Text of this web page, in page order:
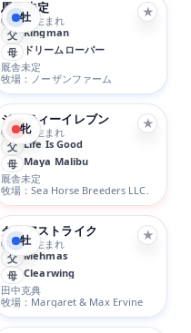
牡 ★
馬名未定
牡 1/18生まれ
父 Kingman
母
ドリームローパー
厩舎未定
牧場：ノーザンファーム
牝 ★
ジーティーイレブン
牝 3/26生まれ
父 Life Is Good
母 Maya Malibu
厩舎未定
牧場：Sea Horse Breeders LLC.
牡 ★
クリアストライク
牡 2/15生まれ
父 Mehmas
母 Clearwing
田中克典
牧場：Margaret & Max Ervine